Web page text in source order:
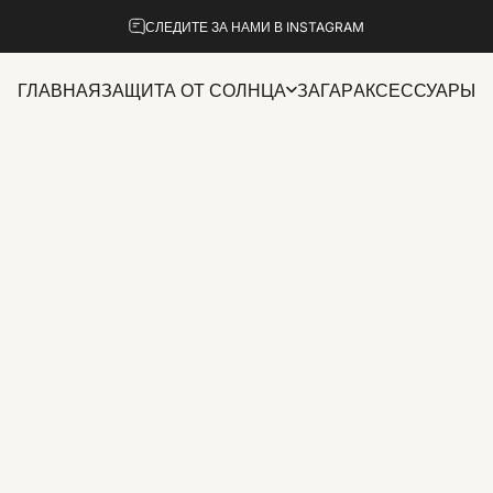
СЛЕДИТЕ ЗА НАМИ В INSTAGRAM
ГЛАВНАЯЗАЩИТА ОТ СОЛНЦА ЗАГАРАКСЕССУАРЫ